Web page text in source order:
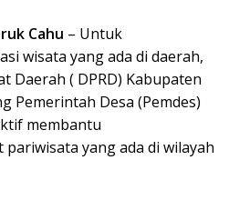
Cahu – Untuk
wisata yang ada di daerah,
Daerah ( DPRD) Kabupaten
Pemerintah Desa (Pemdes)
membantu
yang ada di wilayah